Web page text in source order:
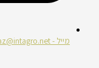
מייל - Boaz@intagro.net